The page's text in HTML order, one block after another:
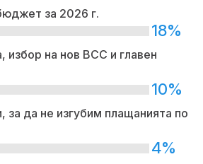
за 2026 г.
18%
на нов ВСС и главен
10%
за да не изгубим плащанията по
4%